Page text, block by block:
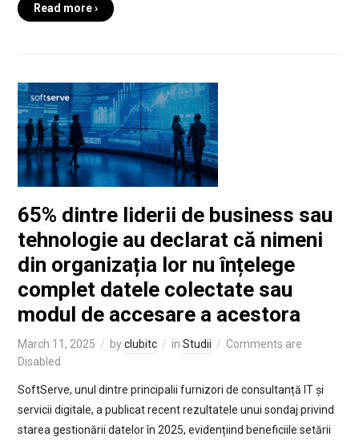
Read more ›
65% dintre liderii de business sau
tehnologie au declarat că nimeni
din organizația lor nu înțelege
complet datele colectate sau
modul de accesare a acestora
March 11, 2025 byclubitc in Studii
Comments are
Disabled
SoftServe, unul dintre principalii furnizori de consultanță IT și
servicii digitale, a publicat recent rezultatele unui sondaj privind
starea gestionării datelor în 2025, evidențiind beneficiile setării